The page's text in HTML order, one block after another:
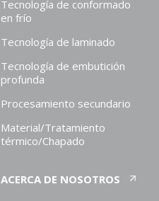
Tecnología de conformado
en frío
Tecnología de laminado
Tecnología de embutición
profunda
Procesamiento secundario
Material/Tratamiento
térmico/Chapado
ACERCA DE NOSOTROS